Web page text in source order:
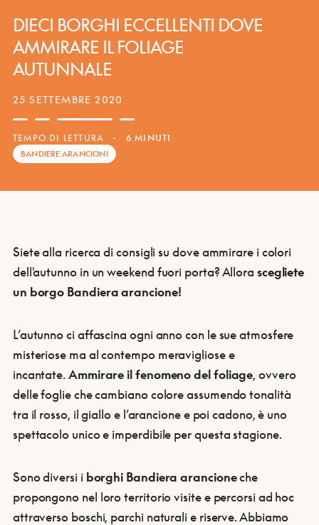
DIECI BORGHI ECCELLENTI DOVE
AMMIRARE IL FOLIAGE
AUTUNNALE
25 SETTEMBRE 2020
TEMPO DI LETTURA - 6 MINUTI
BANDIERE ARANCIONI
Siete alla ricerca di consigli su dove ammirare i colori
dell'autunno in un weekend fuori porta? Allora scegliete
un borgo Bandiera arancione!
L’autunno ci affascina ogni anno con le sue atmosfere
misteriose ma al contempo meravigliose e
incantate. Ammirare il fenomeno del foliage, ovvero
delle foglie che cambiano colore assumendo tonalità
tra il rosso, il giallo e l’arancione e poi cadono, è uno
spettacolo unico e imperdibile per questa stagione.
Sono diversi i borghi Bandiera arancioneche
propongono nel loro territorio visite e percorsi ad hoc
attraverso boschi, parchi naturali e riserve. Abbiamo